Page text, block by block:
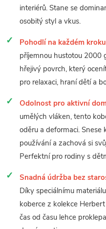
interiérů. Stane se
osobitý styl a vkus.
Pohodlí na každém
příjemnou hustotou 2000
hřejivý povrch, který
pro relaxaci, hraní dětí a
Odolnost pro aktivní
umělých vláken, tento
oděru a deformaci.
používání a zachová si
Perfektní pro rodiny s
Snadná údržba bez
Díky speciálnímu
koberce z kolekce
čas od času lehce